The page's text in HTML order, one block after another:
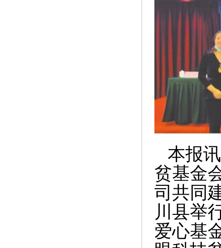
本报
贫基金
司共同
川县举
爱心基